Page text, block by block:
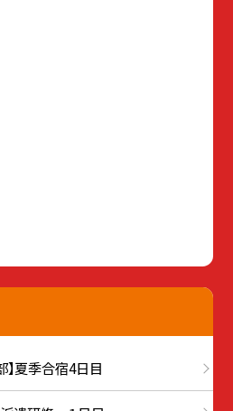
】夏季合宿4日目